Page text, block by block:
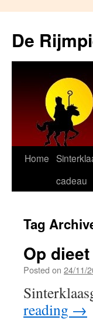
content
De
Home
cadeau
Tag
Op dieet
Posted on 24/11/
reading →